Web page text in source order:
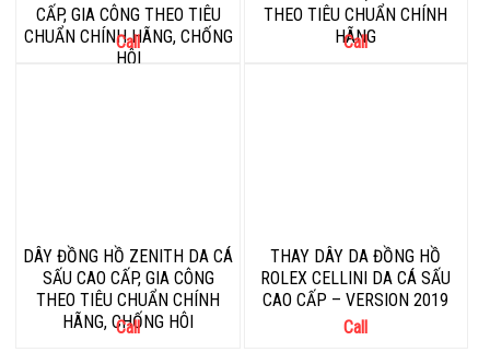
CẤP, GIA CÔNG THEO TIÊU
CHUẨN CHÍNH HÃNG, CHỐNG
HÔI
Call
THEO TIÊU CHUẨN CHÍNH
HÃNG
Call
DÂY ĐỒNG HỒ ZENITH DA CÁ
SẤU CAO CẤP, GIA CÔNG
THEO TIÊU CHUẨN CHÍNH
HÃNG, CHỐNG HÔI
Call
THAY DÂY DA ĐỒNG HỒ
ROLEX CELLINI DA CÁ SẤU
CAO CẤP – VERSION 2019
Call